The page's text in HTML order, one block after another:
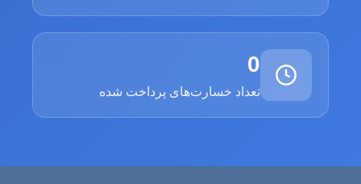
0
تعداد خسارت‌های پرداخت شده